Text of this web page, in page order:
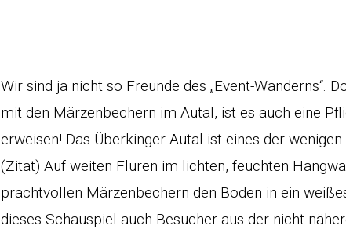
Wir sind ja nicht so Freunde des „Event-Wanderns“.
mit den Märzenbechern im Autal, ist es auch eine
erweisen! Das Überkinger Autal ist eines der
(Zitat) Auf weiten Fluren im lichten, feuchten
prachtvollen Märzenbechern den Boden in ein
dieses Schauspiel auch Besucher aus der nicht-